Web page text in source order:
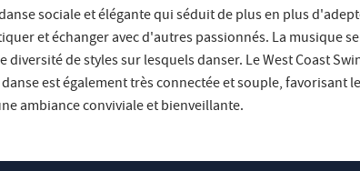
sociale et élégante qui séduit de plus en plus
et échanger avec d'autres passionnés. La musique
de styles sur lesquels danser. Le West Coast
est également très connectée et souple, favorisant
ambiance conviviale et bienveillante.